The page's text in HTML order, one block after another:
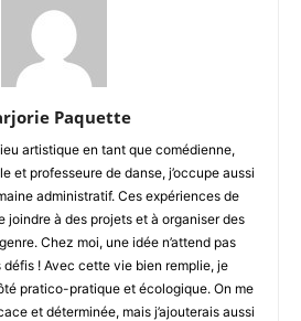
Paquette
artistique en tant que comédienne,
et professeure de danse, j’occupe aussi
administratif. Ces expériences de
joindre à des projets et à organiser des
Chez moi, une idée n’attend pas
défis ! Avec cette vie bien remplie, je
pratico-pratique et écologique. On me
et déterminée, mais j’ajouterais aussi